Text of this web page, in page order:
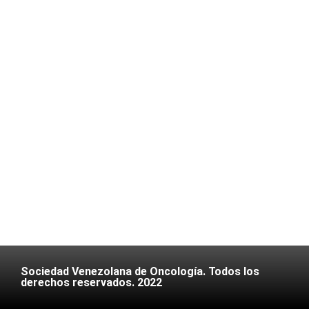
Sociedad Venezolana de Oncología. Todos los
derechos reservados. 2022